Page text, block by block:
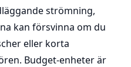
strömning,
kan försvinna om du
eller korta
Budget-enheter är